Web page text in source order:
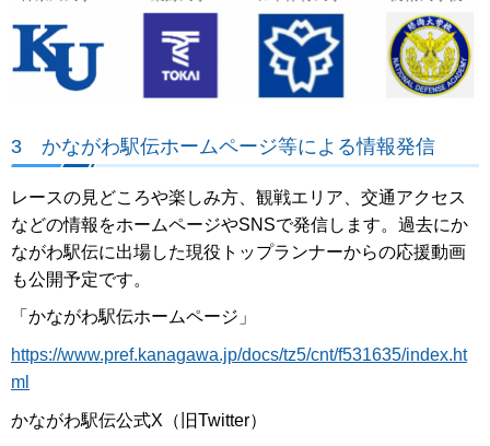
3 かながわ駅伝ホームページ等による情報発信
レースの見どころや楽しみ方、観戦エリア、交通アクセス
などの情報をホームページやSNSで発信します。過去にか
ながわ駅伝に出場した現役トップランナーからの応援動画
も公開予定です。
「かながわ駅伝ホームページ」
https://www.pref.kanagawa.jp/docs/tz5/cnt/f531635/index.ht
ml
かながわ駅伝公式X（旧Twitter）